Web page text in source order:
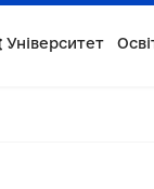
Університет